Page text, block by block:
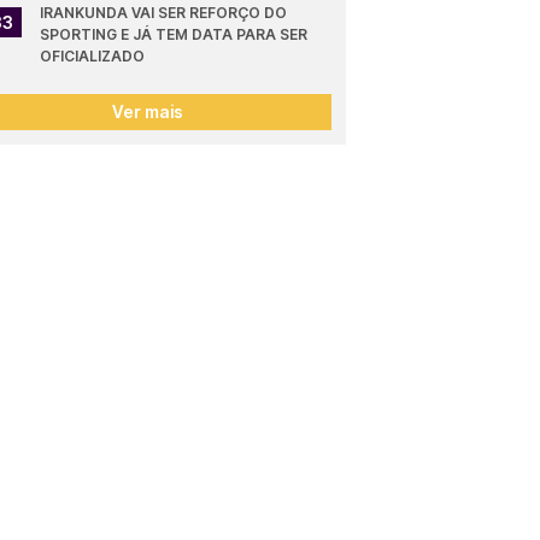
IRANKUNDA VAI SER REFORÇO DO
SPORTING E JÁ TEM DATA PARA SER
OFICIALIZADO
Ver mais